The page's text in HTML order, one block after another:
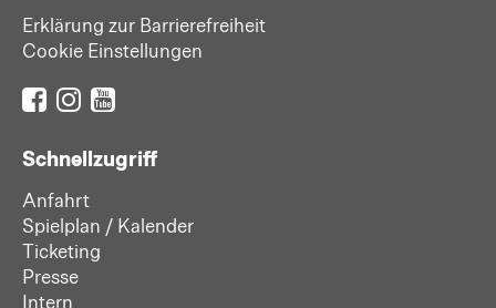
Erklärung zur Barrierefreiheit
Cookie Einstellungen
Schnellzugriff
Anfahrt
Spielplan / Kalender
Ticketing
Presse
Intern